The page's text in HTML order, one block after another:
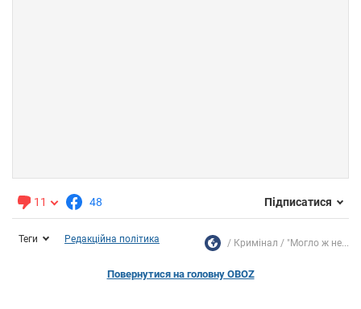
11 48 Підписатися
Теги Редакційна політика Кримінал "Могло ж не...
Повернутися на головну OBOZ